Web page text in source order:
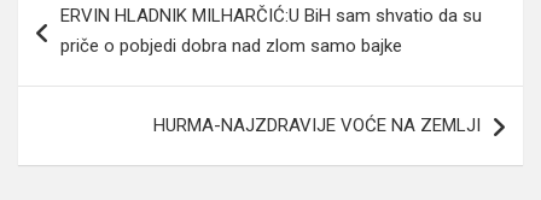
članaka
ERVIN HLADNIK MILHARČIĆ:U BiH sam shvatio da su
priče o pobjedi dobra nad zlom samo bajke
HURMA-NAJZDRAVIJE VOĆE NA ZEMLJI